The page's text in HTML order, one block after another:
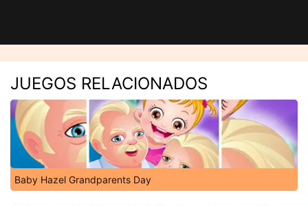
JUEGOS RELACIONADOS
Baby Hazel Grandparents Day